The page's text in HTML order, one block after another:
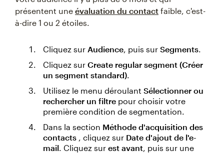
présentent une évaluation du contact faible, c'est-
à-dire 1 ou 2 étoiles.
Cliquez sur Audience, puis sur Segments.
Cliquez sur Create regular segment (Créer
un segment standard).
Utilisez le menu déroulant Sélectionner ou
rechercher un filtre pour choisir votre
première condition de segmentation.
Dans la section Méthode d'acquisition des
contacts , cliquez sur Date d'ajout de l'e-
mail. Cliquez sur est avant, puis sur une